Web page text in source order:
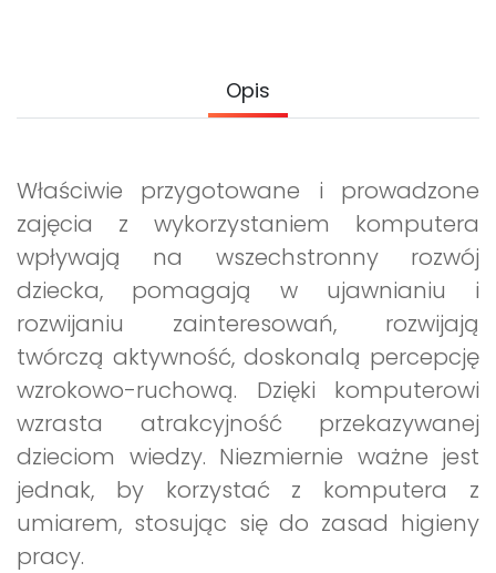
Opis
Właściwie przygotowane i prowadzone
zajęcia z wykorzystaniem komputera
wpływają na wszechstronny rozwój
dziecka, pomagają w ujawnianiu i
rozwijaniu zainteresowań, rozwijają
twórczą aktywność, doskonalą percepcję
wzrokowo-ruchową. Dzięki komputerowi
wzrasta atrakcyjność przekazywanej
dzieciom wiedzy. Niezmiernie ważne jest
jednak, by korzystać z komputera z
umiarem, stosując się do zasad higieny
pracy.